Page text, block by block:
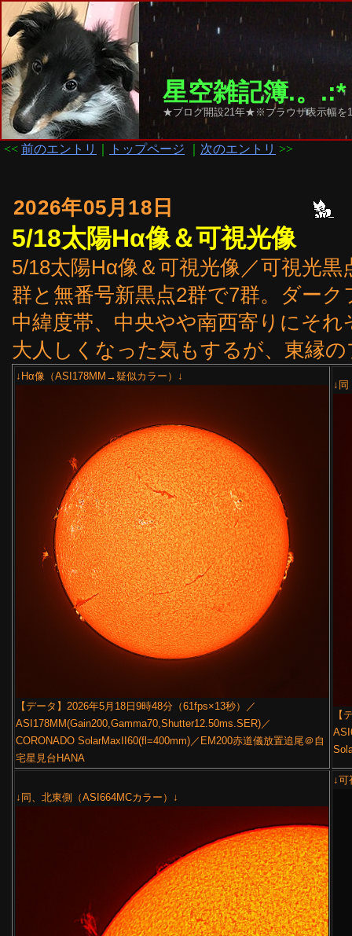
星空雑記簿.。
★ブログ開設21年★※ブラウザ表示幅を
<< 前のエントリ トップページ 次のエントリ >>
2026年05月18日
5/18太陽Hα像＆可視光像
5/18太陽Hα像＆可視光像／可視光黒
群と無番号新黒点2群で7群。ダー
中緯度帯、中央やや南西寄りにそ
大人しくなった気もするが、東縁
↓Hα像（ASI178MM→疑似カラー）↓
【データ】2026年5月18日9時48分（61fps×13秒）／
ASI178MM(Gain200,Gamma70,Shutter12.50ms.SER)／
CORONADO SolarMaxII60(fl=400mm)／EM200赤道儀放置追尾＠自
宅星見台HANA
↓同
【
↓同、北東側（ASI664MCカラー）↓
↓可